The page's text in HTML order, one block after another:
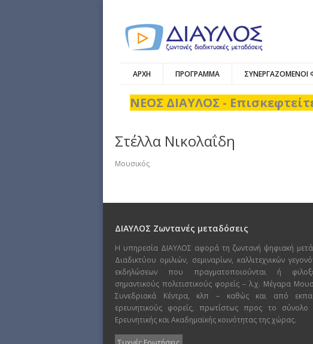
ΑΡΧΗ ΠΡΟΓΡΑΜΜΑ ΣΥΝΕΡΓΑΖΟΜΕΝΟΙ
ΝΕΟΣ ΔΙΑΥΛΟΣ -
Στέλλα Νικολαΐδη
Μουσικός
ΔΙΑΥΛΟΣ Ζωντανές μεταδόσεις
Η υπηρεσία ΔΙΑΥΛΟΣ αφορά τη ζωντανή ψηφιακή
Διαδικτύου ομιλιών, σεμιναρίων, καλλιτεχνικών
εκδηλώσεων που πραγματοποιούνται ή
σημαντικούς πολιτιστικούς φορείς – λ.χ. Μέγαρα
Συνεδριακά Κέντρα, κλπ – καθώς και από
ερευνητικούς φορείς, πρωτίστως προς το
Ερευνητικής και Ακαδημαϊκής κοινότητας της χώρας.